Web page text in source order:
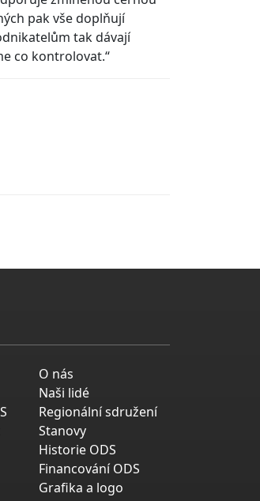
pak vše doplňují
tak dávají
co kontrolovat.“
O nás
Naši lidé
Regionální sdružení
Stanovy
Historie ODS
Financování ODS
Grafika a logo